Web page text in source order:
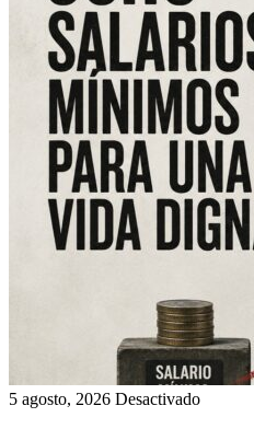
5 agosto, 2026 Desactivado